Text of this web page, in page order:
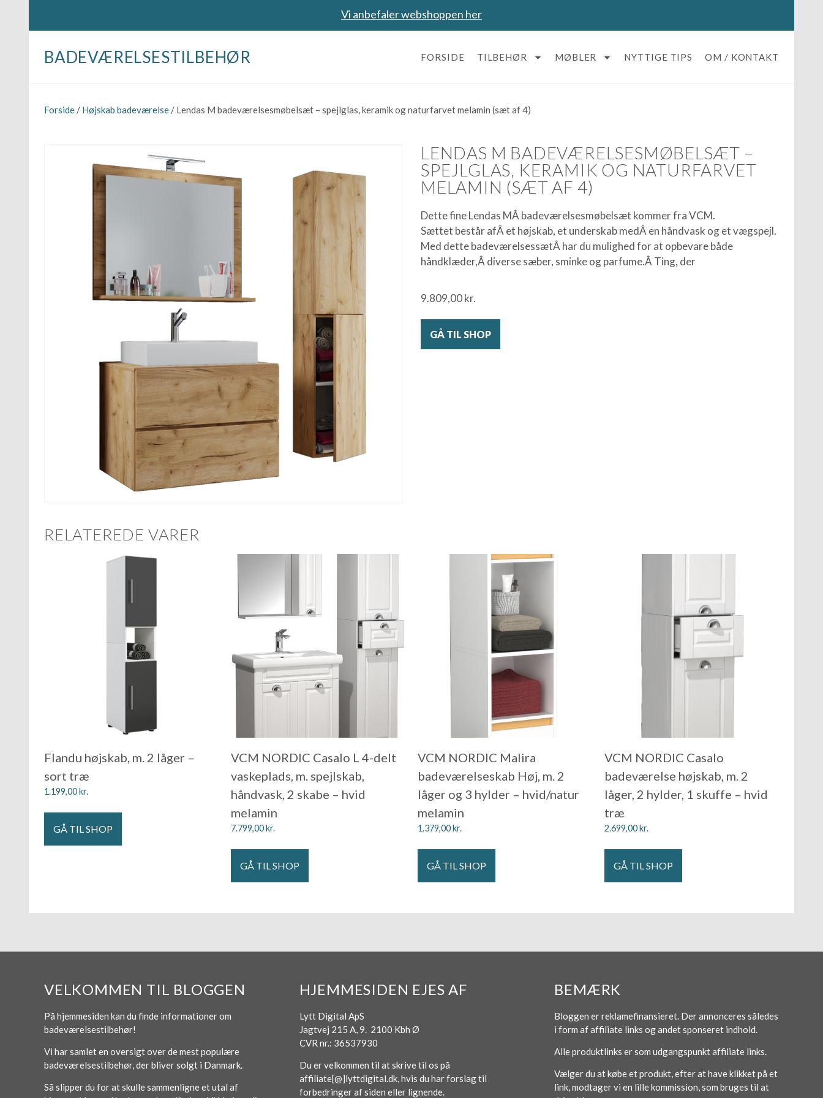
Vi anbefaler webshoppen her
BADEVÆRELSESTILBEHØR FORSIDE TILBEHØR MØBLER NYTTIGE TIPS OM / KONTAKT
Forside / Højskab badeværelse / Lendas M badeværelsesmøbelsæt – spejlglas, keramik og naturfarvet melamin (sæt af 4)
LENDAS M BADEVÆRELSESMØBELSÆT –
SPEJLGLAS, KERAMIK OG NATURFARVET
MELAMIN (SÆT AF 4)
Dette fine Lendas MÂ badeværelsesmøbelsæt kommer fra VCM.
Sættet består afÂ et højskab, et underskab medÂ en håndvask og et vægspejl.
Med dette badeværelsessætÂ har du mulighed for at opbevare både
håndklæder,Â diverse sæber, sminke og parfume.Â Ting, der
9.809,00kr.
GÅ TIL SHOP
RELATEREDE VARER
Flandu højskab, m. 2 låger –
sort træ
1.199,00kr.
GÅ TIL SHOP
VCM NORDIC Casalo L 4-delt
vaskeplads, m. spejlskab,
håndvask, 2 skabe – hvid
melamin
7.799,00kr.
GÅ TIL SHOP
VCM NORDIC Malira
badeværelseskab Høj, m. 2
låger og 3 hylder – hvid/natur
melamin
1.379,00kr.
GÅ TIL SHOP
VCM NORDIC Casalo
badeværelse højskab, m. 2
låger, 2 hylder, 1 skuffe – hvid
træ
2.699,00kr.
GÅ TIL SHOP
VELKOMMEN TIL BLOGGEN
På hjemmesiden kan du finde informationer om
badeværelsestilbehør!
Vi har samlet en oversigt over de mest populære
badeværelsestilbehør, der bliver solgt i Danmark.
Så slipper du for at skulle sammenligne et utal af
HJEMMESIDEN EJES AF
Lytt Digital ApS
Jagtvej 215 A, 9. 2100 Kbh Ø
CVR nr.: 36537930
Du er velkommen til at skrive til os på
affiliate[@]lyttdigital.dk, hvis du har forslag til
forbedringer af siden eller lignende.
BEMÆRK
Bloggen er reklamefinansieret. Der annonceres således
i form af affiliate links og andet sponseret indhold.
Alle produktlinks er som udgangspunkt affiliate links.
Vælger du at købe et produkt, efter at have klikket på et
link, modtager vi en lille kommission, som bruges til at